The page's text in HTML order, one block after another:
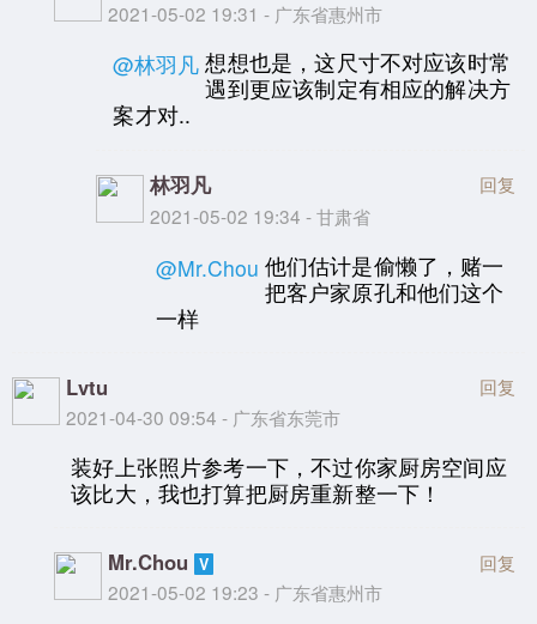
2021-05-02 19:31 - 广东省惠州市
@林羽凡 想想也是，这尺寸不对应该时常
遇到更应该制定有相应的解决方
案才对..
林羽凡
2021-05-02 19:34 - 甘肃省
回复
@Mr.Chou 他们估计是偷懒了，赌一
把客户家原孔和他们这个
一样
Lvtu
2021-04-30 09:54 - 广东省东莞市
回复
装好上张照片参考一下，不过你家厨房空间应
该比大，我也打算把厨房重新整一下！
Mr.Chou
2021-05-02 19:23 - 广东省惠州市
回复